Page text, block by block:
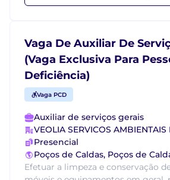
Vaga De Auxiliar De
(Vaga Exclusiva Para
Deficiência)
Vaga PCD
Auxiliar de serviços gerais
VEOLIA SERVICOS AMBIENTAIS
Presencial
Poços de Caldas, Poços de
Efetuar a limpeza e conservação